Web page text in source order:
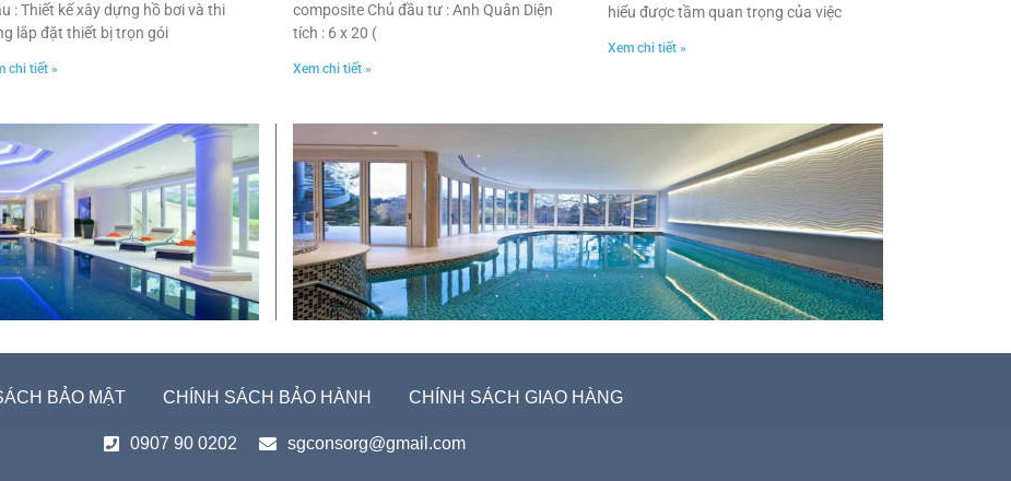
: Thiết kế xây dựng hồ bơi và thi
lắp đặt thiết bị trọn gói
chi tiết »
composite Chủ đầu tư : Anh Quân Diện
tích : 6 x 20 (
Xem chi tiết »
hiểu được tầm quan trọng của việc
Xem chi tiết »
BẢO MẬT CHÍNH SÁCH BẢO HÀNH CHÍNH SÁCH GIAO HÀNG
0907 90 0202 sgconsorg@gmail.com